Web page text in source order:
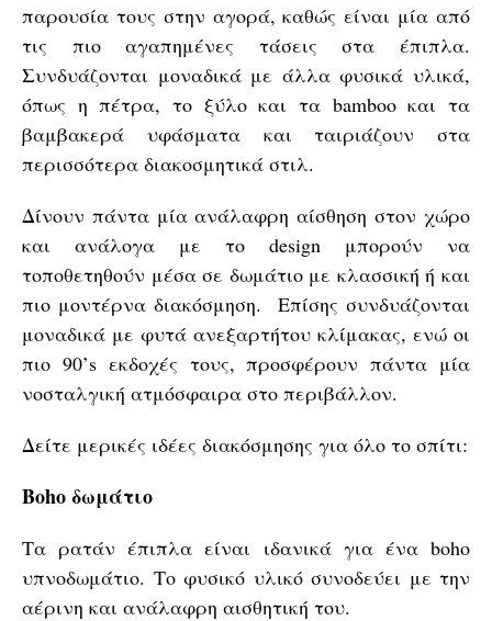
παρουσία τους στην αγορά, καθώς είναι μία από
τις πιο αγαπημένες τάσεις στα έπιπλα.
Συνδυάζονται μοναδικά με άλλα φυσικά υλικά,
όπως η πέτρα, το ξύλο και τα bamboo και τα
βαμβακερά υφάσματα και ταιριάζουν στα
περισσότερα διακοσμητικά στιλ.
Δίνουν πάντα μία ανάλαφρη αίσθηση στον χώρο
και ανάλογα με το design μπορούν να
τοποθετηθούν μέσα σε δωμάτιο με κλασσική ή και
πιο μοντέρνα διακόσμηση. Επίσης συνδυάζονται
μοναδικά με φυτά ανεξαρτήτου κλίμακας, ενώ οι
πιο 90’s εκδοχές τους, προσφέρουν πάντα μία
νοσταλγική ατμόσφαιρα στο περιβάλλον.
Δείτε μερικές ιδέες διακόσμησης για όλο το σπίτι:
Βοho δωμάτιο
Τα ρατάν έπιπλα είναι ιδανικά για ένα boho
υπνοδωμάτιο. Το φυσικό υλικό συνοδεύει με την
αέρινη και ανάλαφρη αισθητική του.